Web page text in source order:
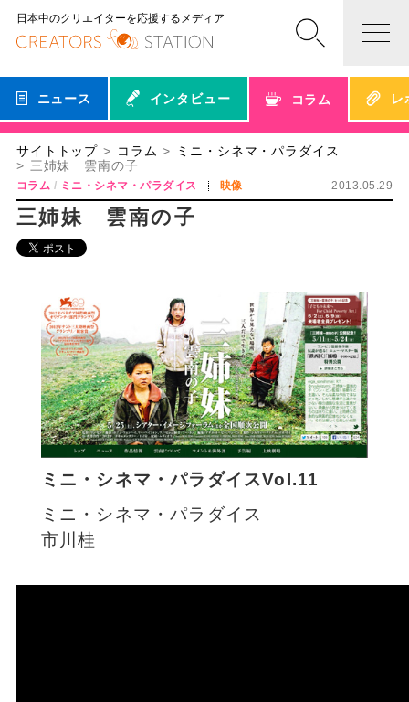
日本中のクリエイターを応援するメディア
ニュース インタビュー コラム レ
サイトトップ コラム
ミニ・シネマ・パラダイス
三姉妹 雲南の子
コラム ミニ・シネマ・パラダイス 映像 2013.05.29
三姉妹 雲南の子
ミニ・シネマ・パラダイスVol.11
ミニ・シネマ・パラダイス
市川桂